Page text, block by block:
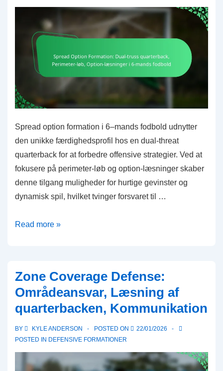
Spread option formation i 6–mands fodbold udnytter
den unikke færdighedsprofil hos en dual-threat
quarterback for at forbedre offensive strategier. Ved at
fokusere på perimeter-løb og option-læsninger skaber
denne tilgang muligheder for hurtige gevinster og
dynamisk spil, hvilket tvinger forsvaret til …
Spread
truss
quarterback,
Perimeter-
Option-
Read more »
Zone Coverage Defense:
Områdeansvar, Læsning af
quarterbacken, Kommunikation
BY KYLE ANDERSON POSTED ON
22/01/2026
POSTED IN DEFENSIVE FORMATIONER